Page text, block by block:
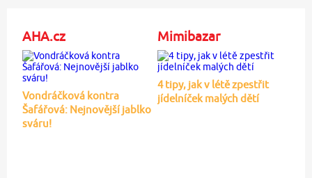
AHA.cz
Vondráčková kontra
Šafářová: Nejnovější jablko
sváru!
Mimibazar
4 tipy, jak v létě zpestřit
jídelníček malých dětí